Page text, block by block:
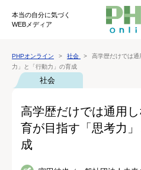
本当の自分に気づく
WEBメディア
PHPオンライン 社会
高学歴だけでは
力」と「行動力」の育成
社会
高学歴だけでは通用
育が目指す「思考力
成